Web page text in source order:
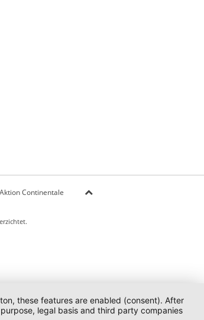
Aktion Continentale
these features are enabled (consent). After
legal basis and third party companies